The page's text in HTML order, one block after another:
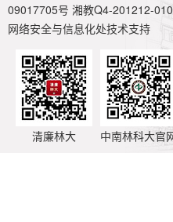
09017705号 湘教Q4-201212-
网络安全与信息化处技术支持
清廉林大 中南林科大官